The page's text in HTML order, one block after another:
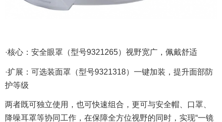
·核心：安全眼罩（型号9321265）视野宽广，佩戴舒适
·扩展：可选装面罩（型号9321318）一键加装，提升面部防
护等级
两者既可独立使用，也可快速组合，更可与安全帽、口罩、
降噪耳罩等协同工作，在保障全方位视野的同时，实现“一镜